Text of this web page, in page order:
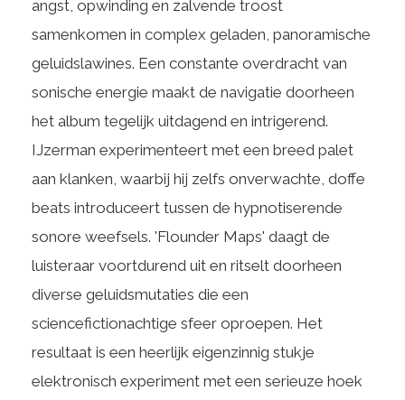
angst, opwinding en zalvende troost
samenkomen in complex geladen, panoramische
geluidslawines. Een constante overdracht van
sonische energie maakt de navigatie doorheen
het album tegelijk uitdagend en intrigerend.
IJzerman experimenteert met een breed palet
aan klanken, waarbij hij zelfs onverwachte, doffe
beats introduceert tussen de hypnotiserende
sonore weefsels. 'Flounder Maps' daagt de
luisteraar voortdurend uit en ritselt doorheen
diverse geluidsmutaties die een
sciencefictionachtige sfeer oproepen. Het
resultaat is een heerlijk eigenzinnig stukje
elektronisch experiment met een serieuze hoek